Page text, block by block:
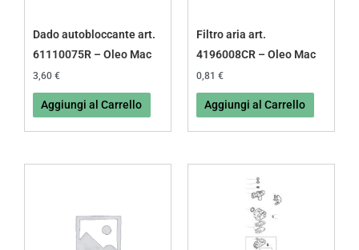
Dado autobloccante art.
61110075R – Oleo Mac
3,60 €
Aggiungi al Carrello
Filtro aria art.
4196008CR – Oleo Mac
0,81 €
Aggiungi al Carrello